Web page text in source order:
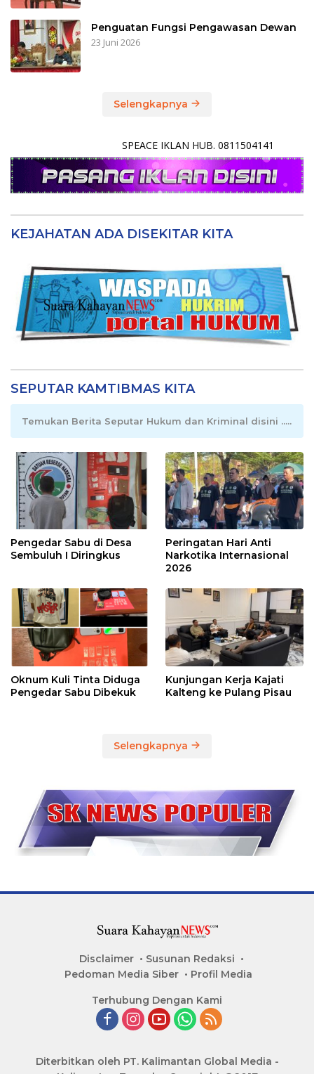
Penguatan Fungsi Pengawasan Dewan
23 Juni 2026
Selengkapnya
SPEACE IKLAN HUB. 0811504141
KEJAHATAN ADA DISEKITAR KITA
SEPUTAR KAMTIBMAS KITA
Temukan Berita Seputar Hukum dan Kriminal disini .....
Pengedar Sabu di Desa
Sembuluh I Diringkus
Peringatan Hari Anti
Narkotika Internasional
2026
Oknum Kuli Tinta Diduga
Pengedar Sabu Dibekuk
Kunjungan Kerja Kajati
Kalteng ke Pulang Pisau
Selengkapnya
Disclaimer
Susunan Redaksi
Pedoman Media Siber
Profil Media
Terhubung Dengan Kami
Diterbitkan oleh PT. Kalimantan Global Media -